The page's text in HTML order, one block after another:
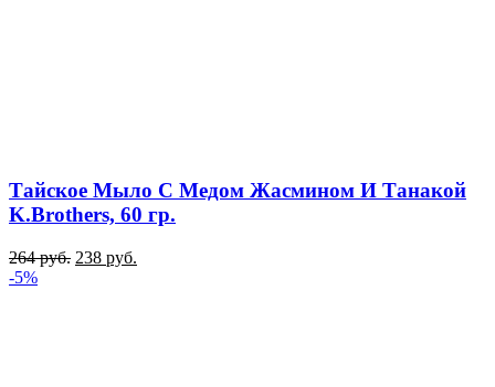
Тайское Мыло С Медом Жасмином И Танакой
K.Brothers, 60 гр.
264руб. 238 руб.
-5%